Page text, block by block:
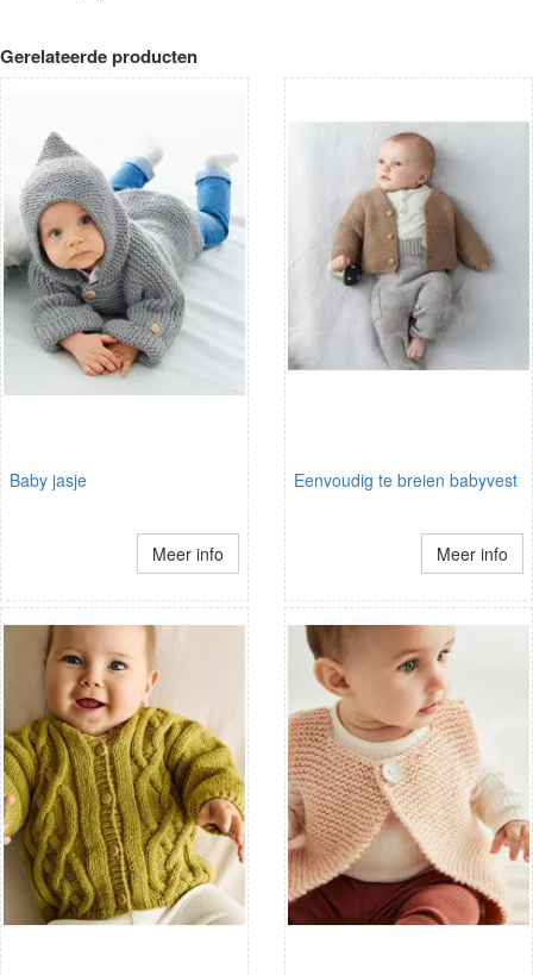
Gerelateerde producten
Baby jasje
Meer info
Eenvoudig te breien babyvest
Meer info